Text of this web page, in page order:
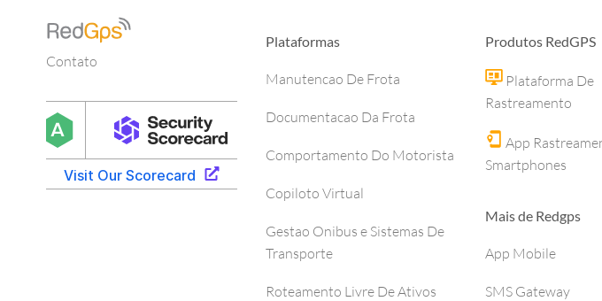
Contato
Plataformas
Manutencao De Frota
Documentacao Da Frota
Comportamento Do Motorista
Copiloto Virtual
Gestao Onibus e Sistemas De
Transporte
Roteamento Livre De Ativos
Produtos RedGPS
Plataforma De
Rastreamento
App
Smartphones
Mais de Redgps
App Mobile
SMS Gateway